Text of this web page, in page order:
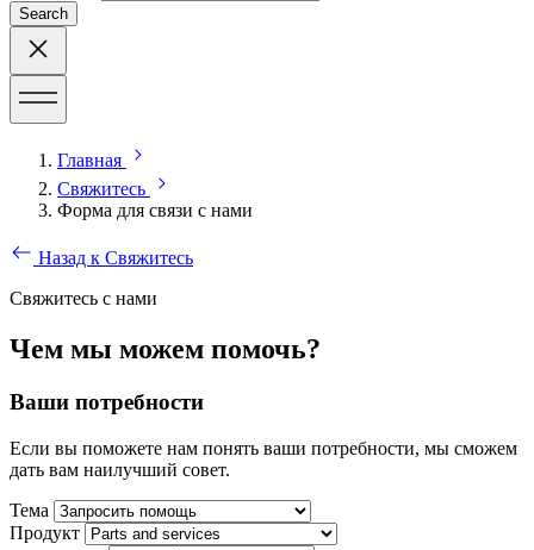
Search
Главная
Свяжитесь
Форма для связи с нами
Назад к Свяжитесь
Свяжитесь с нами
Чем мы можем помочь?
Ваши потребности
Если вы поможете нам понять ваши потребности, мы сможем
дать вам наилучший совет.
Тема
Продукт